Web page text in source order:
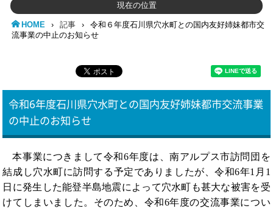
現在の位置
HOME › 記事 ›
令和６年度石川県穴水町との国内友好姉妹都市交
流事業の中止のお知らせ
令和6年度石川県穴水町との国内友好姉妹都市交流事業
の中止のお知らせ
本事業につきまして令和6年度は、南アルプス市訪問団を
結成し穴水町に訪問する予定でありましたが、令和6年1月1
日に発生した能登半島地震によって穴水町も甚大な被害を受
けてしまいました。そのため、令和6年度の交流事業につい